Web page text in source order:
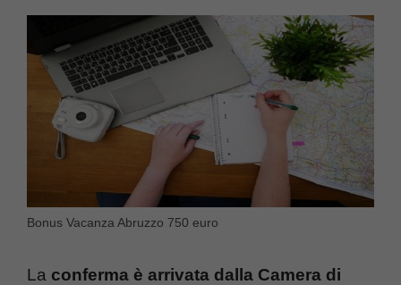
Bonus Vacanza Abruzzo 750 euro
La conferma è arrivata dalla Camera di